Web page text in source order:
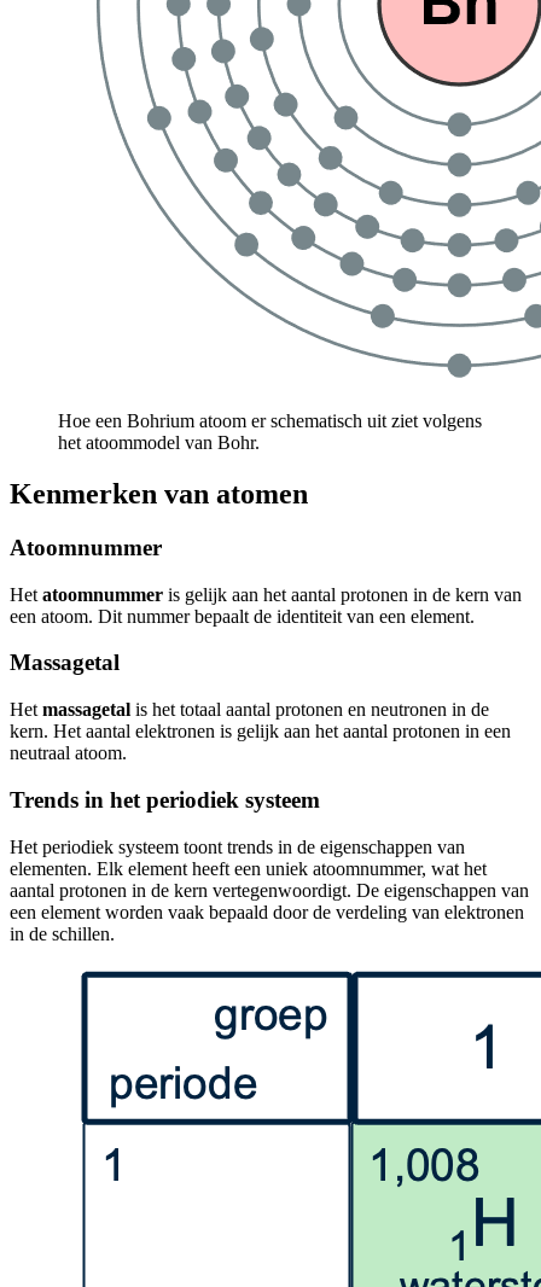
Hoe een Bohrium atoom er schematisch uit ziet volgens
het atoommodel van Bohr.
Kenmerken van atomen
Atoomnummer
Het atoomnummer is gelijk aan het aantal protonen in de kern van
een atoom. Dit nummer bepaalt de identiteit van een element.
Massagetal
Het massagetal is het totaal aantal protonen en neutronen in de
kern. Het aantal elektronen is gelijk aan het aantal protonen in een
neutraal atoom.
Trends in het periodiek systeem
Het periodiek systeem toont trends in de eigenschappen van
elementen. Elk element heeft een uniek atoomnummer, wat het
aantal protonen in de kern vertegenwoordigt. De eigenschappen van
een element worden vaak bepaald door de verdeling van elektronen
in de schillen.